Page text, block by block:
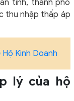
tỉnh, thành phố
thu nhập thấp áp
Kinh Doanh
lý của hộ